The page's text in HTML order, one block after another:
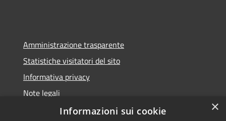
Amministrazione trasparente
Statistiche visitatori del sito
Informativa privacy
Note legali
Dichiarazione di accessibilità
×
Informazioni sui cookie